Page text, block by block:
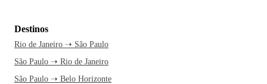
passagem de ônibus pela Buser garante conforto e tempo
livre para planejar cada detalhe. Com atendimento 24h e a
facilidade de compra, você embarca com segurança e
tranquilidade. Ao chegar à rodoviária, a cidade já começa a
Destinos
Rio de Janeiro ➝ São Paulo
São Paulo ➝ Rio de Janeiro
São Paulo ➝ Belo Horizonte